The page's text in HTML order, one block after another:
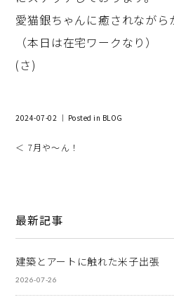
愛猫銀ちゃんに癒されながら
（本日は在宅ワークなり）
(さ)
2024-07-02 ｜ Posted in BLOG
＜ 7月や～ん！
最新記事
建築とアートに触れた米子出張
2026-07-26